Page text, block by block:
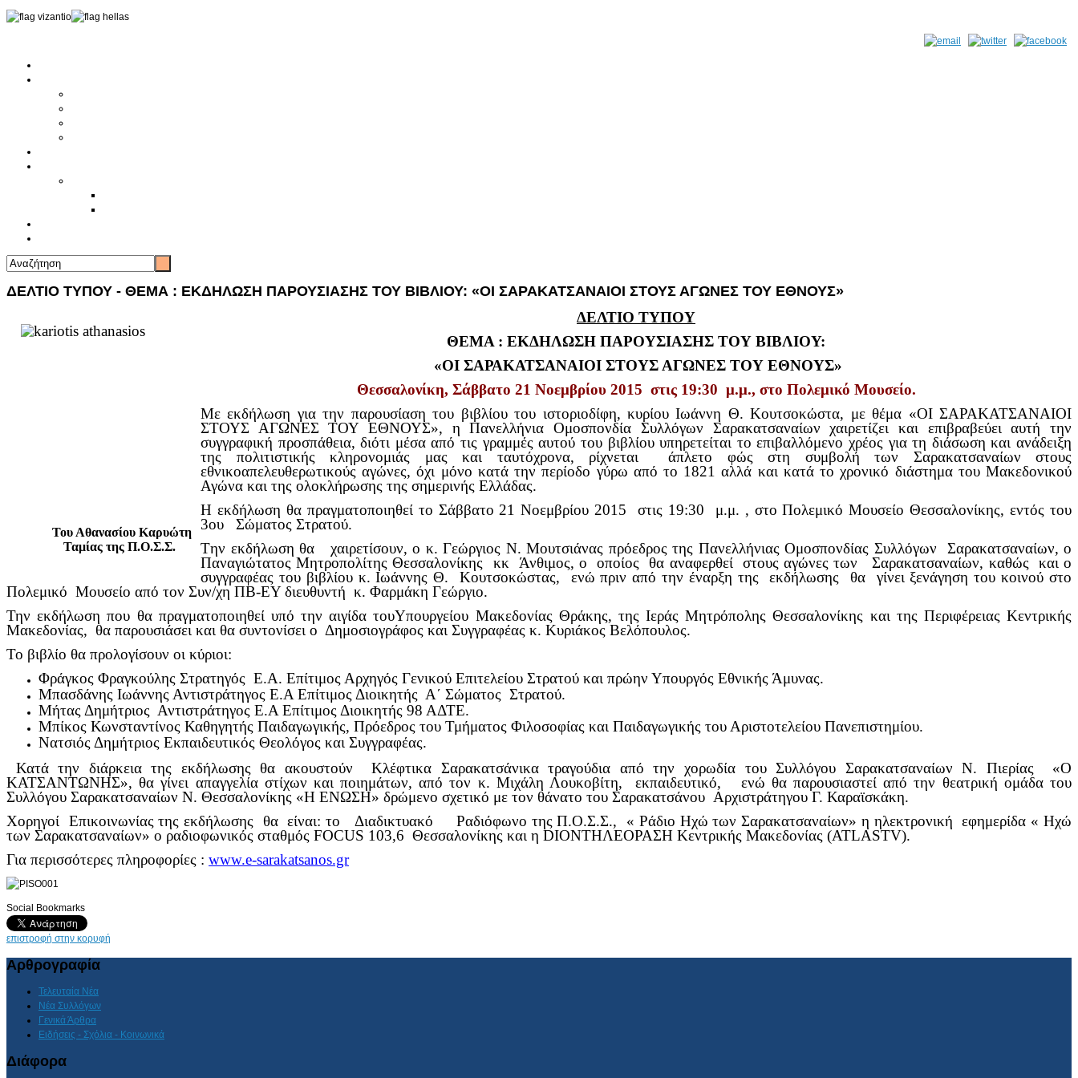
ΔΕΛΤΙΟ ΤΥΠΟΥ - ΘΕΜΑ : ΕΚΔΗΛΩΣΗ ΠΑΡΟΥΣΙΑΣΗΣ ΤΟΥ ΒΙΒΛΙΟΥ: «ΟΙ ΣΑΡΑΚΑΤΣΑΝΑΙΟΙ ΣΤΟΥΣ ΑΓΩΝΕΣ ΤΟΥ ΕΘΝΟΥΣ»
Του Αθανασίου Καρυώτη
Ταμίας της Π.Ο.Σ.Σ.
ΔΕΛΤΙΟ ΤΥΠΟΥ
ΘΕΜΑ : ΕΚΔΗΛΩΣΗ ΠΑΡΟΥΣΙΑΣΗΣ ΤΟΥ ΒΙΒΛΙΟΥ:
«ΟΙ ΣΑΡΑΚΑΤΣΑΝΑΙΟΙ ΣΤΟΥΣ ΑΓΩΝΕΣ ΤΟΥ ΕΘΝΟΥΣ»
Θεσσαλονίκη, Σάββατο 21 Νοεμβρίου 2015 στις 19:30 μ.μ., στο Πολεμικό Μουσείο.
Με εκδήλωση για την παρουσίαση του βιβλίου του ιστοριοδίφη, κυρίου Ιωάννη Θ. Κουτσοκώστα, με θέμα «ΟΙ ΣΑΡΑΚΑΤΣΑΝΑΙΟΙ
ΣΤΟΥΣ ΑΓΩΝΕΣ ΤΟΥ ΕΘΝΟΥΣ», η Πανελλήνια Ομοσπονδία Συλλόγων Σαρακατσαναίων χαιρετίζει και επιβραβεύει αυτή την
συγγραφική προσπάθεια, διότι μέσα από τις γραμμές αυτού του βιβλίου υπηρετείται το επιβαλλόμενο χρέος για τη διάσωση και ανάδειξη
της πολιτιστικής κληρονομιάς μας και ταυτόχρονα, ρίχνεται άπλετο φώς στη συμβολή των Σαρακατσαναίων στους
εθνικοαπελευθερωτικούς αγώνες, όχι μόνο κατά την περίοδο γύρω από το 1821 αλλά και κατά το χρονικό διάστημα του Μακεδονικού
Αγώνα και της ολοκλήρωσης της σημερινής Ελλάδας.
Η εκδήλωση θα πραγματοποιηθεί το Σάββατο 21 Νοεμβρίου 2015 στις 19:30 μ.μ. , στο Πολεμικό Μουσείο Θεσσαλονίκης, εντός του
3ου Σώματος Στρατού.
Tην εκδήλωση θα χαιρετίσουν, ο κ. Γεώργιος Ν. Μουτσιάνας πρόεδρος της Πανελλήνιας Ομοσπονδίας Συλλόγων Σαρακατσαναίων, ο
Παναγιώτατος Μητροπολίτης Θεσσαλονίκης κκ Άνθιμος, ο οποίος θα αναφερθεί στους αγώνες των Σαρακατσαναίων, καθώς και ο
συγγραφέας του βιβλίου κ. Ιωάννης Θ. Κουτσοκώστας, ενώ πριν από την έναρξη της εκδήλωσης θα γίνει ξενάγηση του κοινού στο
Πολεμικό Μουσείο από τον Συν/χη ΠΒ-ΕΥ διευθυντή κ. Φαρμάκη Γεώργιο.
Την εκδήλωση που θα πραγματοποιηθεί υπό την αιγίδα τουΥπουργείου Μακεδονίας Θράκης, της Ιεράς Μητρόπολης Θεσσαλονίκης και της Περιφέρειας Κεντρικής
Μακεδονίας, θα παρουσιάσει και θα συντονίσει ο Δημοσιογράφος και Συγγραφέας κ. Κυριάκος Βελόπουλος.
Το βιβλίο θα προλογίσουν οι κύριοι:
Φράγκος Φραγκούλης Στρατηγός Ε.Α. Επίτιμος Αρχηγός Γενικού Επιτελείου Στρατού και πρώην Υπουργός Εθνικής Άμυνας.
Μπασδάνης Ιωάννης Αντιστράτηγος Ε.Α Επίτιμος Διοικητής Α΄ Σώματος Στρατού.
Μήτας Δημήτριος Αντιστράτηγος Ε.Α Επίτιμος Διοικητής 98 ΑΔΤΕ.
Μπίκος Κωνσταντίνος Καθηγητής Παιδαγωγικής, Πρόεδρος του Τμήματος Φιλοσοφίας και Παιδαγωγικής του Αριστοτελείου Πανεπιστημίου.
Νατσιός Δημήτριος Εκπαιδευτικός Θεολόγος και Συγγραφέας.
Κατά την διάρκεια της εκδήλωσης θα ακουστούν Κλέφτικα Σαρακατσάνικα τραγούδια από την χορωδία του Συλλόγου Σαρακατσαναίων Ν. Πιερίας «Ο
ΚΑΤΣΑΝΤΩΝΗΣ», θα γίνει απαγγελία στίχων και ποιημάτων, από τον κ. Μιχάλη Λουκοβίτη, εκπαιδευτικό, ενώ θα παρουσιαστεί από την θεατρική ομάδα του
Συλλόγου Σαρακατσαναίων Ν. Θεσσαλονίκης «Η ΕΝΩΣΗ» δρώμενο σχετικό με τον θάνατο του Σαρακατσάνου Αρχιστράτηγου Γ. Καραϊσκάκη.
Χορηγοί Επικοινωνίας της εκδήλωσης θα είναι: το Διαδικτυακό Ραδιόφωνο της Π.Ο.Σ.Σ., « Ράδιο Ηχώ των Σαρακατσαναίων» η ηλεκτρονική εφημερίδα « Ηχώ
των Σαρακατσαναίων» ο ραδιοφωνικός σταθμός FOCUS 103,6 Θεσσαλονίκης και η DIONΤΗΛΕΟΡΑΣΗ Κεντρικής Μακεδονίας (ATLASTV).
Για περισσότερες πληροφορίες : www.e-sarakatsanos.gr
Social Bookmarks
επιστροφή στην κορυφή
Αρθρογραφία
Τελευταία Νέα
Νέα Συλλόγων
Γενικά Άρθρα
Ειδήσεις - Σχόλια - Κοινωνικά
Διάφορα